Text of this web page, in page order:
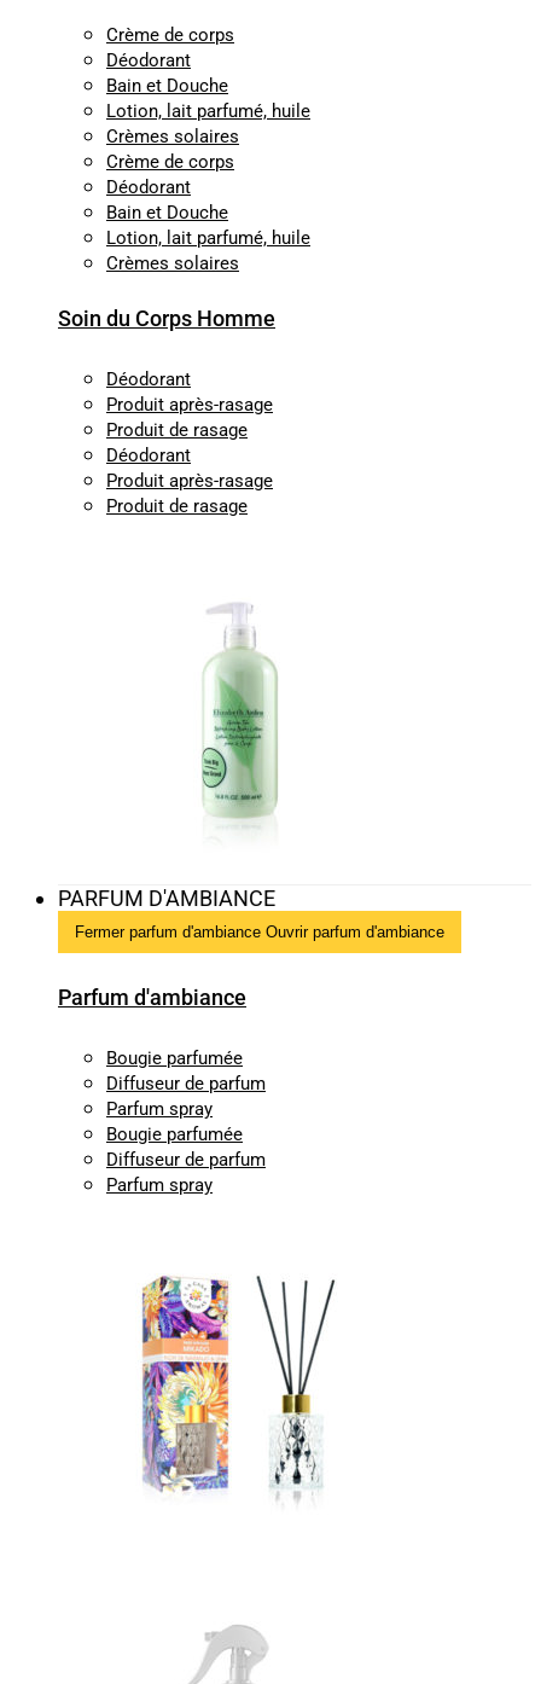
Crème de corps
Déodorant
Bain et Douche
Lotion, lait parfumé, huile
Crèmes solaires
Crème de corps
Déodorant
Bain et Douche
Lotion, lait parfumé, huile
Crèmes solaires
Soin du Corps Homme
Déodorant
Produit après-rasage
Produit de rasage
Déodorant
Produit après-rasage
Produit de rasage
PARFUM D'AMBIANCE
Fermer parfum d'ambiance Ouvrir parfum d'ambiance
Parfum d'ambiance
Bougie parfumée
Diffuseur de parfum
Parfum spray
Bougie parfumée
Diffuseur de parfum
Parfum spray